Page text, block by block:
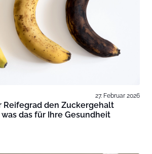
27. Februar 2026
Reifegrad den Zuckergehalt
das für Ihre Gesundheit